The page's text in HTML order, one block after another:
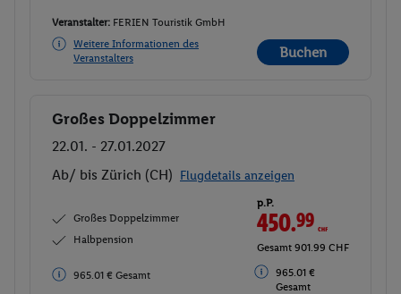
Veranstalter: FERIEN Touristik GmbH
Weitere Informationen des
Veranstalters
Buchen
Buchen
Großes Doppelzimmer
22.01. - 27.01.2027
Ab/ bis Zürich (CH) Flugdetails anzeigen
Großes Doppelzimmer
Halbpension
965.01 € Gesamt
p.P.
450.99CHF
Gesamt 901.99 CHF
965.01 €
Gesamt